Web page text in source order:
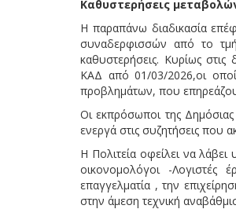
Καθυστερήσεις
Η παραπάνω διαδικασία
συναδερφισσών από το
καθυστερήσεις. Κυρίως
ΚΑΔ από 01/03/2026,οι
προβλημάτων, που
Οι εκπρόσωποι της Δημόσιας
ενεργά στις συζητήσεις
Η Πολιτεία οφείλει να
οικονομολόγοι -Λογιστές
επαγγελματία , την
στην άμεση τεχνική